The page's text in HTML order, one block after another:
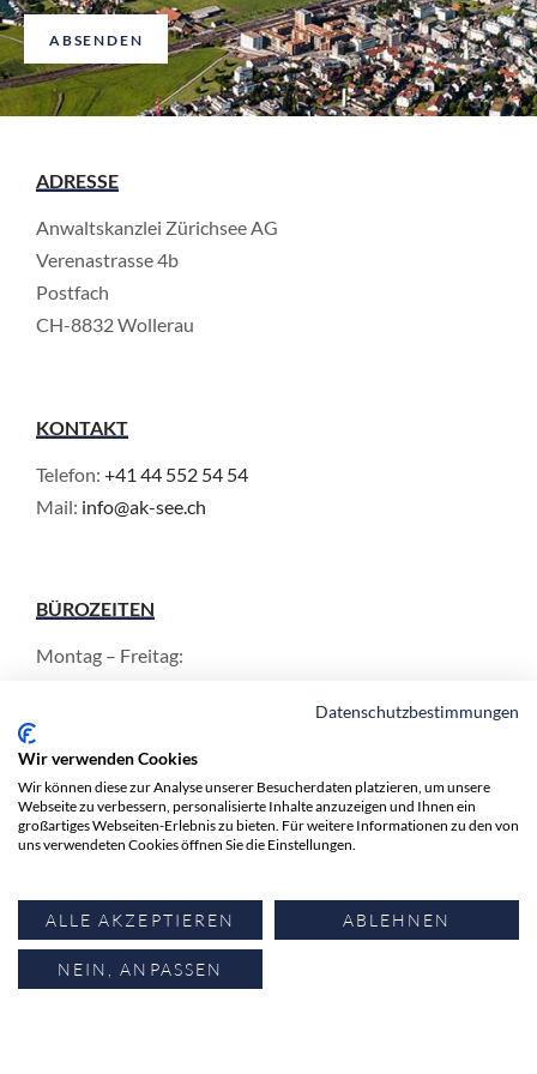
t
ABSENDEN
ADRESSE
Anwaltskanzlei Zürichsee AG
Verenastrasse 4b
Postfach
CH-8832 Wollerau
KONTAKT
Telefon: +41 44 552 54 54
Mail: info@ak-see.ch
BÜROZEITEN
Montag – Freitag:
INFORMATIONEN
Expertise
Aktuell
Kontakt
Datenschutzbestimmungen
Wir verwenden Cookies
Wir können diese zur Analyse unserer Besucherdaten platzieren, um unsere
Webseite zu verbessern, personalisierte Inhalte anzuzeigen und Ihnen ein
großartiges Webseiten-Erlebnis zu bieten. Für weitere Informationen zu den von
uns verwendeten Cookies öffnen Sie die Einstellungen.
ALLE AKZEPTIEREN ABLEHNEN
NEIN, ANPASSEN